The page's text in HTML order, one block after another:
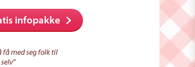
infopakke
få med seg folk til